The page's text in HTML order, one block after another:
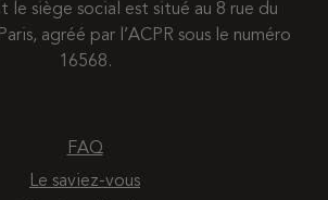
le siège social est situé au 8 rue du
agréé par l’ACPR sous le numéro
16568.
FAQ
Le saviez-vous